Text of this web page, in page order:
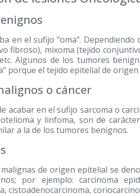
en el sufijo "oma".
fibroso), mixoma (tejido
Algunos de los tumores
porque el tejido epitelial de
o cáncer
acabar en el sufijo sarcoma o
y linfoma, son de
a la de los tumores benignos.
de origen epitelial se
por ejemplo: carcinoma
cistoadenocarcinoma,